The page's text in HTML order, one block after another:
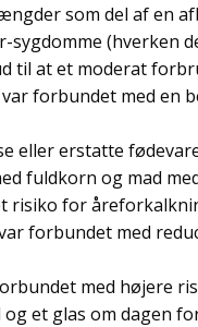
som del af en
(hverken
til at et moderat
forbundet med en
eller erstatte
fuldkorn og mad
risiko for
forbundet med
med højere
et glas om dagen